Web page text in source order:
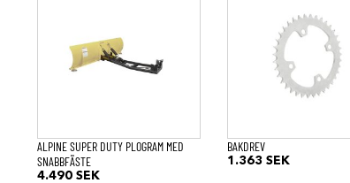
ALPINE SUPER DUTY PLOGRAM MED
SNABBFÄSTE
4.490 SEK
BAKDREV
1.363SEK